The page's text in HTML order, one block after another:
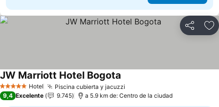
Compartir
5 Estrellas Hotel Piscina cubierta y jacuzzi
JW Marriott Hotel Bogota
9,4 Excelente 9.745 a 5.9 km de: Centro de la ciudad